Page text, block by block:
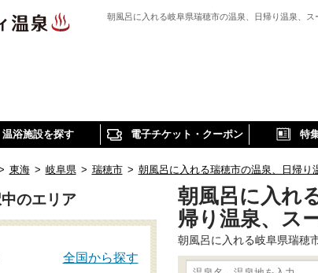
朝風呂に入れる岐阜県瑞穂市の温泉、日帰り温泉、ス
温浴施設を探す 電子チケット・クーポン 特
東海 > 岐阜県 > 瑞穂市 > 朝風呂に入れる瑞穂市の温泉、日帰り
朝風呂に入れ
帰り温泉、ス
朝風呂に入れる岐阜県瑞穂
のエリア
全国から探す